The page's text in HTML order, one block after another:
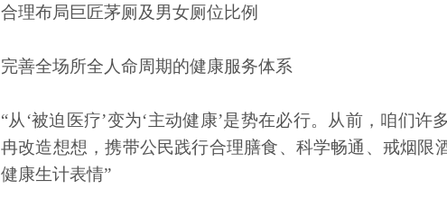
合理布局巨匠茅厕及男女厕位比例
完善全场所全人命周期的健康服务体系
“从‘被迫医疗’变为‘主动健康’是势在必行。从前，咱们
冉改造想想，携带公民践行合理膳食、科学畅通、戒烟限
健康生计表情”